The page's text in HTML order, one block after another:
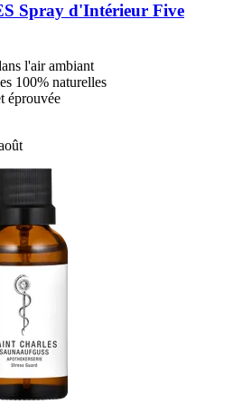
Spray d'Intérieur Five
l'air ambiant
100% naturelles
éprouvée